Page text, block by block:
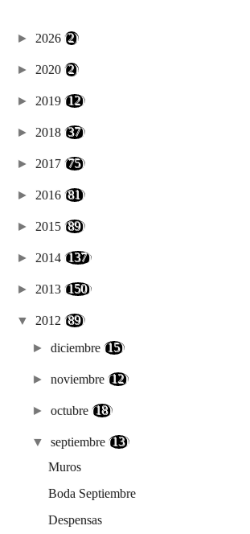
► 2026 (2)
► 2020 (2)
► 2019 (12)
► 2018 (37)
► 2017 (75)
► 2016 (81)
► 2015 (89)
► 2014 (137)
► 2013 (150)
▼ 2012 (89)
►diciembre (15)
►noviembre (12)
►octubre (18)
▼septiembre (13)
Muros
Boda Septiembre
Despensas